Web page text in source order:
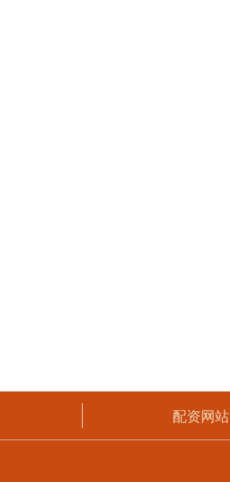
配资网站